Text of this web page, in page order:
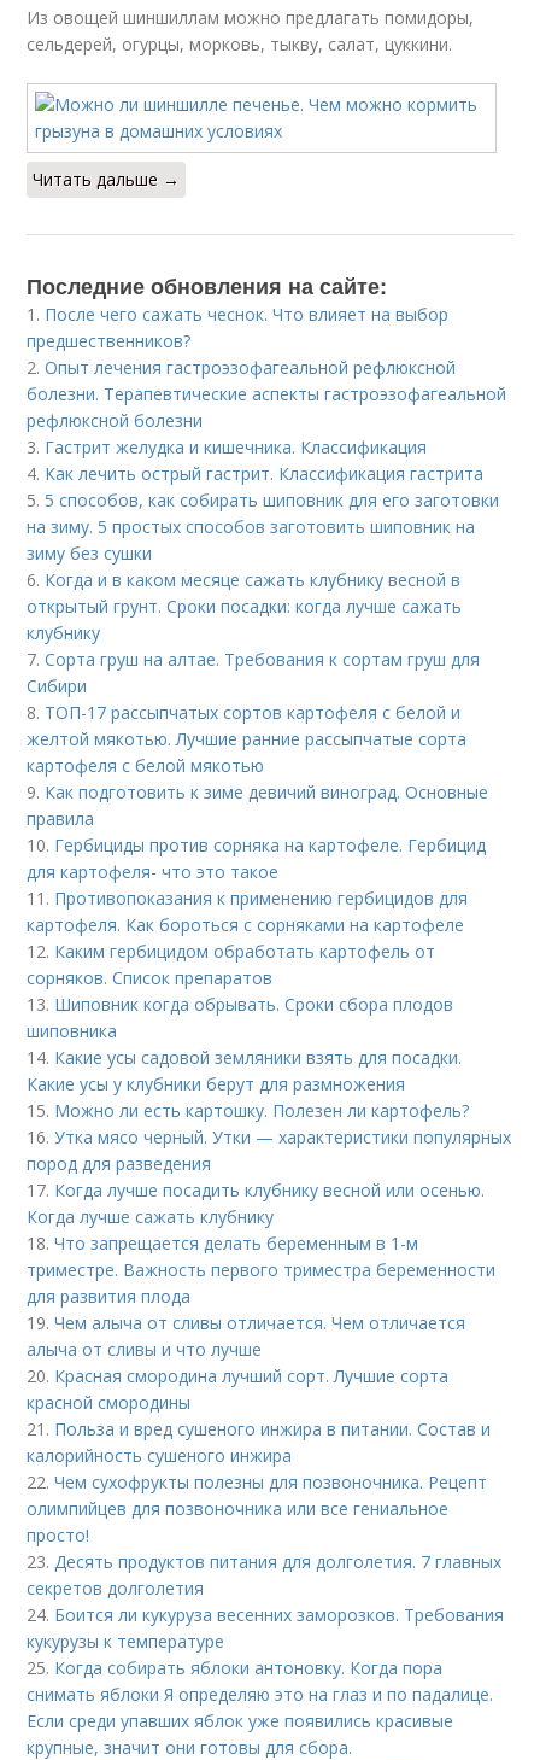
Из овощей шиншиллам можно предлагать помидоры,
сельдерей, огурцы, морковь, тыкву, салат, цуккини.
Читать дальше →
Последние обновления на сайте:
1. После чего сажать чеснок. Что влияет на выбор
предшественников?
2.Опыт лечения гастроэзофагеальной рефлюксной
болезни. Терапевтические аспекты гастроэзофагеальной
рефлюксной болезни
3. Гастрит желудка и кишечника. Классификация
4. Как лечить острый гастрит. Классификация гастрита
5. 5 способов, как собирать шиповник для его заготовки
на зиму. 5 простых способов заготовить шиповник на
зиму без сушки
6. Когда и в каком месяце сажать клубнику весной в
открытый грунт. Сроки посадки: когда лучше сажать
клубнику
7.Сорта груш на алтае. Требования к сортам груш для
Сибири
8. ТОП-17 рассыпчатых сортов картофеля с белой и
желтой мякотью. Лучшие ранние рассыпчатые сорта
картофеля с белой мякотью
9. Как подготовить к зиме девичий виноград. Основные
правила
10. Гербициды против сорняка на картофеле. Гербицид
для картофеля- что это такое
11. Противопоказания к применению гербицидов для
картофеля. Как бороться с сорняками на картофеле
12. Каким гербицидом обработать картофель от
сорняков. Список препаратов
13. Шиповник когда обрывать. Сроки сбора плодов
шиповника
14. Какие усы садовой земляники взять для посадки.
Какие усы у клубники берут для размножения
15. Можно ли есть картошку. Полезен ли картофель?
16.Утка мясо черный. Утки — характеристики популярных
пород для разведения
17. Когда лучше посадить клубнику весной или осенью.
Когда лучше сажать клубнику
18.Что запрещается делать беременным в 1-м
триместре. Важность первого триместра беременности
для развития плода
19.Чем алыча от сливы отличается. Чем отличается
алыча от сливы и что лучше
20. Красная смородина лучший сорт. Лучшие сорта
красной смородины
21. Польза и вред сушеного инжира в питании. Состав и
калорийность сушеного инжира
22.Чем сухофрукты полезны для позвоночника. Рецепт
олимпийцев для позвоночника или все гениальное
просто!
23.Десять продуктов питания для долголетия. 7 главных
секретов долголетия
24. Боится ли кукуруза весенних заморозков. Требования
кукурузы к температуре
25. Когда собирать яблоки антоновку. Когда пора
снимать яблоки Я определяю это на глаз и по падалице.
Если среди упавших яблок уже появились красивые
крупные, значит они готовы для сбора.